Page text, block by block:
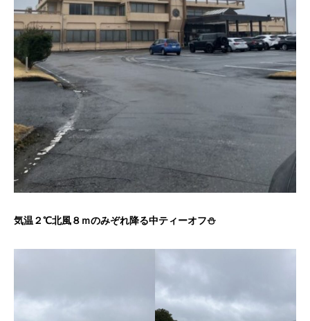
気温２℃北風８ｍのみぞれ降る中ティーオフ⛄